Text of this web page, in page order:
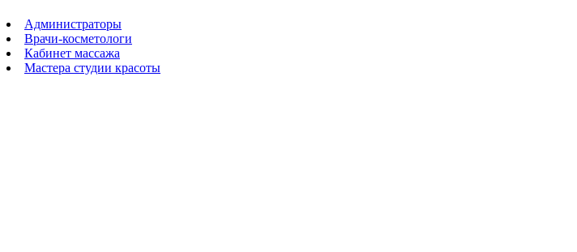
Администраторы
Врачи-косметологи
Кабинет массажа
Мастера студии красоты